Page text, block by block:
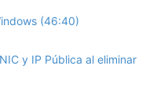
(46:40)
y IP Pública al eliminar